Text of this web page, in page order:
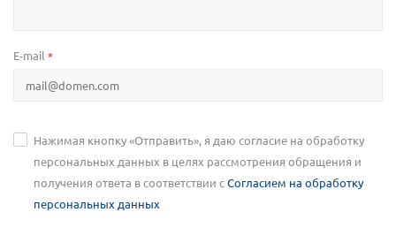
E-mail *
Нажимая кнопку «Отправить», я даю согласие на обработку
персональных данных в целях рассмотрения обращения и
получения ответа в соответствии сСогласием на обработку
персональных данных